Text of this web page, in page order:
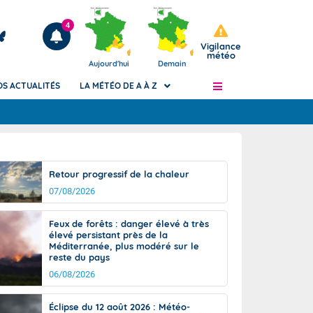
Articles
4
Aujourd'hui Demain
Vigilance
météo
de
Phénomènes dangereux de J+2 à J+7
Avertissement pluies intenses à l'échelle
des communes (Apic)
Bulletins Marine
Bulletins d'estimation du risque
d'avalanche
Météo des forêts
Vigicrues
ACTUALITÉS LA MÉTÉO DE A À Z
Retour progressif de la chaleur
07/08/2026
Feux de forêts : danger élevé à très
élevé persistant près de la
Méditerranée, plus modéré sur le
reste du pays
06/08/2026
Éclipse du 12 août 2026 : Météo-